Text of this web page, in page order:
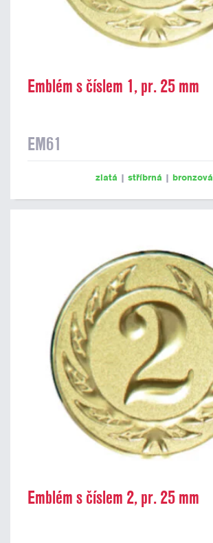
Emblém s číslem 1, pr. 25 mm
EM61
zlatá | stříbrná | bronzová
Emblém s číslem 2, pr. 25 mm